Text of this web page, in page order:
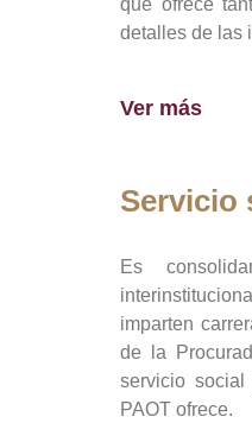
que ofrece
detalles de las
Ver más
Servicio
Es
imparten
de la
servicio
PAOT ofrece.